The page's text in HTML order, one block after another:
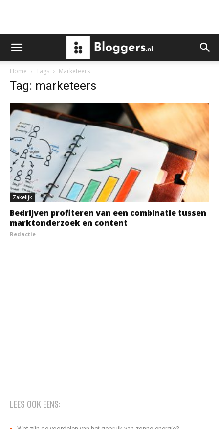
Home Tags Marketeers
Tag: marketeers
Zakelijk
Bedrijven profiteren van een combinatie tussen
marktonderzoek en content
Redactie
LEES OOK EENS: